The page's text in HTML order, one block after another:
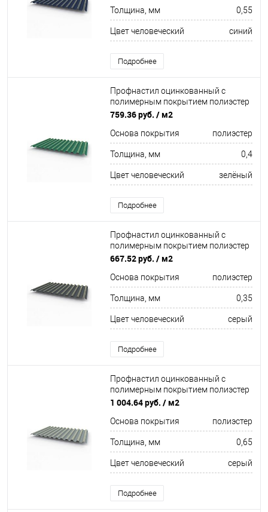
Толщина, мм 0,55
Цвет человеческий синий
Подробнее
Профнастил оцинкованный с
полимерным покрытием полиэстер
С21 buildstor 0,4х1051мм RAL 6000
759.36 руб. / м2
Основа покрытия полиэстер
Толщина, мм 0,4
Цвет человеческий зелёный
Подробнее
Профнастил оцинкованный с
полимерным покрытием полиэстер
С21 buildstor 0,35х1051мм RAL 7015
667.52 руб. / м2
Основа покрытия полиэстер
Толщина, мм 0,35
Цвет человеческий серый
Подробнее
Профнастил оцинкованный с
полимерным покрытием полиэстер
С21 buildstor 0,65х1051мм RAL 7001
1 004.64 руб. / м2
Основа покрытия полиэстер
Толщина, мм 0,65
Цвет человеческий серый
Подробнее